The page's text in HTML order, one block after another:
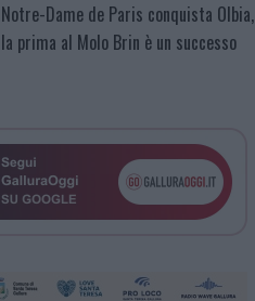
Notre-Dame de Paris conquista Olbia,
la prima al Molo Brin è un successo